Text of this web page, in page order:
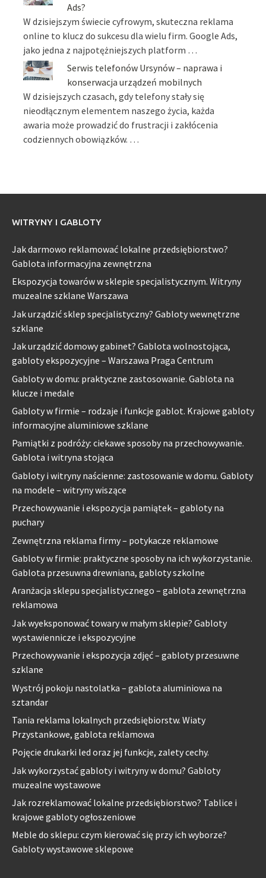
Ads?
W dzisiejszym świecie cyfrowym, skuteczna reklama
online to klucz do sukcesu dla wielu firm. Google Ads,
jako jedna z najpotężniejszych platform …
Serwis telefonów Ursynów – naprawa i
konserwacja urządzeń mobilnych
W dzisiejszych czasach, gdy telefony stały się
nieodłącznym elementem naszego życia, każda
awaria może prowadzić do frustracji i zakłócenia
codziennych obowiązków. …
WITRYNY I GABLOTY
Jak darmowo reklamować lokalne przedsiębiorstwo?
Gablota informacyjna zewnętrzna
Ekspozycja towarów w sklepie specjalistycznym. Witryny
muzealne szklane Warszawa
Jak urządzić sklep specjalistyczny? Gabloty wewnętrzne
szklane
Jak urządzić domowy gabinet? Gablota wolnostojąca,
gabloty ekspozycyjne – Warszawa Praga Centrum
Gabloty w domu: praktyczne zastosowanie. Gablota na
klucze i medale
Gabloty w firmie – rodzaje i funkcje gablot. Krajowe gabloty
informacyjne aluminiowe szklane
Pamiątki z podróży: ciekawe sposoby na przechowywanie.
Gablota i witryna stojąca
Gabloty i witryny naścienne: zastosowanie w domu. Gabloty
na modele – witryny wiszące
Przechowywanie i ekspozycja pamiątek – gabloty na
puchary
Zewnętrzna reklama firmy – potykacze reklamowe
Gabloty w firmie: praktyczne sposoby na ich wykorzystanie.
Gablota przesuwna drewniana, gabloty szkolne
Aranżacja sklepu specjalistycznego – gablota zewnętrzna
reklamowa
Jak wyeksponować towary w małym sklepie? Gabloty
wystawiennicze i ekspozycyjne
Przechowywanie i ekspozycja zdjęć – gabloty przesuwne
szklane
Wystrój pokoju nastolatka – gablota aluminiowa na
sztandar
Tania reklama lokalnych przedsiębiorstw. Wiaty
Przystankowe, gablota reklamowa
Pojęcie drukarki led oraz jej funkcje, zalety cechy.
Jak wykorzystać gabloty i witryny w domu? Gabloty
muzealne wystawowe
Jak rozreklamować lokalne przedsiębiorstwo? Tablice i
krajowe gabloty ogłoszeniowe
Meble do sklepu: czym kierować się przy ich wyborze?
Gabloty wystawowe sklepowe